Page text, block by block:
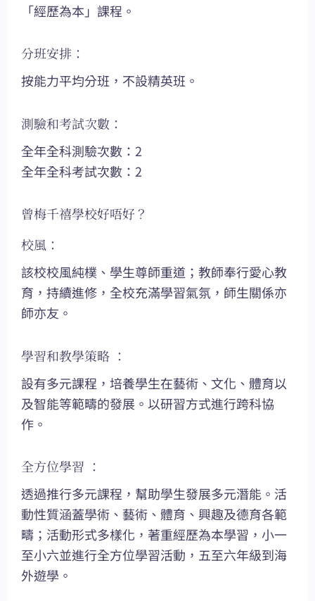
「經歷為本」課程。
分班安排：
按能力平均分班，不設精英班。
測驗和考試次數：
全年全科測驗次數：2
全年全科考試次數：2
曾梅千禧學校好唔好？
校風：
該校校風純樸、學生尊師重道；教師奉行愛心教
育，持續進修，全校充滿學習氣氛，師生關係亦
師亦友。
學習和教學策略 ：
設有多元課程，培養學生在藝術、文化、體育以
及智能等範疇的發展。以研習方式進行跨科協
作。
全方位學習 ：
透過推行多元課程，幫助學生發展多元潛能。活
動性質涵蓋學術、藝術、體育、興趣及德育各範
疇；活動形式多樣化，著重經歷為本學習，小一
至小六並進行全方位學習活動，五至六年級到海
外遊學。